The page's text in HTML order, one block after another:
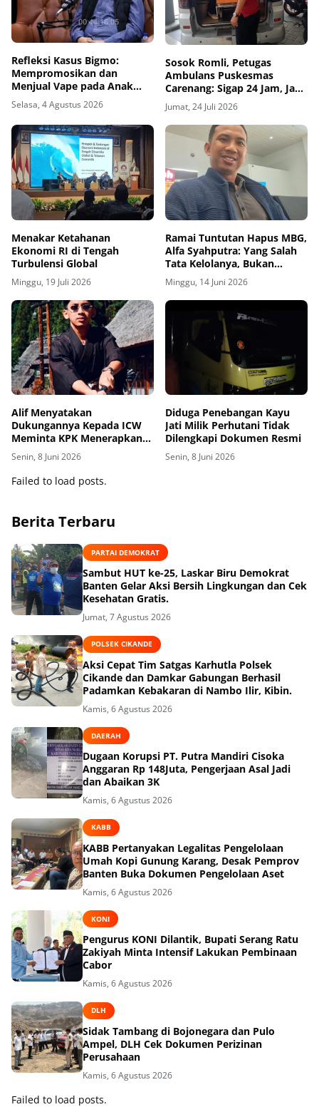
Refleksi Kasus Bigmo:
Mempromosikan dan
Menjual Vape pada Anak
adalah Kriminal
Selasa, 4 Agustus 2026
Sosok Romli, Petugas
Ambulans Puskesmas
Carenang: Sigap 24 Jam, Jadi
Penenang Keluarga Pasien
Jumat, 24 Juli 2026
Menakar Ketahanan
Ekonomi RI di Tengah
Turbulensi Global
Minggu, 19 Juli 2026
Ramai Tuntutan Hapus MBG,
Alfa Syahputra: Yang Salah
Tata Kelolanya, Bukan
Programnya
Minggu, 14 Juni 2026
Alif Menyatakan
Dukungannya Kepada ICW
Meminta KPK Menerapkan
Pasal (TPPU) Terhadap Silmy
Karim
Senin, 8 Juni 2026
Diduga Penebangan Kayu
Jati Milik Perhutani Tidak
Dilengkapi Dokumen Resmi
Senin, 8 Juni 2026
Failed to load posts.
Berita Terbaru
PARTAI DEMOKRAT
Sambut HUT ke-25, Laskar Biru Demokrat
Banten Gelar Aksi Bersih Lingkungan dan Cek
Kesehatan Gratis.
Jumat, 7 Agustus 2026
POLSEK CIKANDE
Aksi Cepat Tim Satgas Karhutla Polsek
Cikande dan Damkar Gabungan Berhasil
Padamkan Kebakaran di Nambo Ilir, Kibin.
Kamis, 6 Agustus 2026
DAERAH
Dugaan Korupsi PT. Putra Mandiri Cisoka
Anggaran Rp 148Juta, Pengerjaan Asal Jadi
dan Abaikan 3K
Kamis, 6 Agustus 2026
KABB
KABB Pertanyakan Legalitas Pengelolaan
Umah Kopi Gunung Karang, Desak Pemprov
Banten Buka Dokumen Pengelolaan Aset
Kamis, 6 Agustus 2026
KONI
Pengurus KONI Dilantik, Bupati Serang Ratu
Zakiyah Minta Intensif Lakukan Pembinaan
Cabor
Kamis, 6 Agustus 2026
DLH
Sidak Tambang di Bojonegara dan Pulo
Ampel, DLH Cek Dokumen Perizinan
Perusahaan
Kamis, 6 Agustus 2026
Failed to load posts.